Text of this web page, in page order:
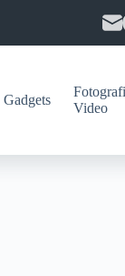
Gadgets
Video